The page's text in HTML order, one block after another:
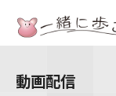
動画配信